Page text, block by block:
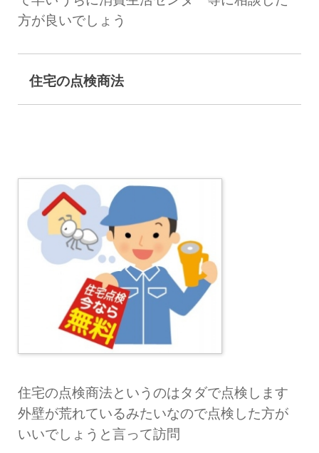
方が良いでしょう
住宅の点検商法
住宅の点検商法というのはタダで点検します
外壁が荒れているみたいなので点検した方が
いいでしょうと言って訪問